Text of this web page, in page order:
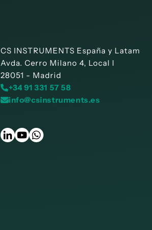
CS INSTRUMENTS España y Latam
Avda. Cerro Milano 4, Local I
28051 - Madrid
+34 91 331 57 58
info@csinstruments.es